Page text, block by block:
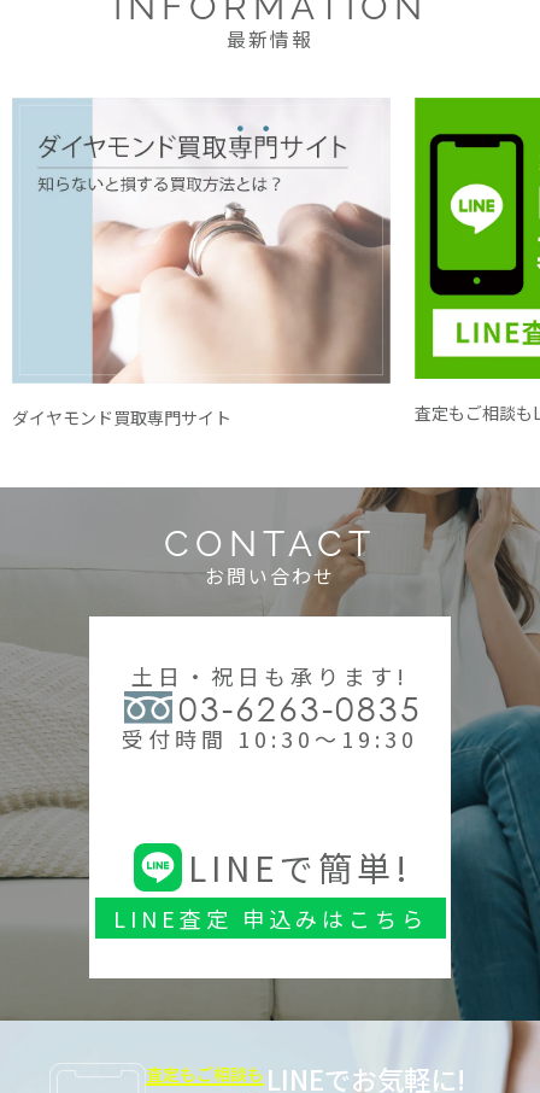
最新情報
ダイヤモンド買取専門サイト 査定もご相談も
CONTACT
お問い合わせ
土日・祝日も承ります!
03-6263-0835
受付時間 10:30～19:30
LINEで簡単!
LINE査定 申込みはこちら
査定もご相談も LINEでお気軽に!